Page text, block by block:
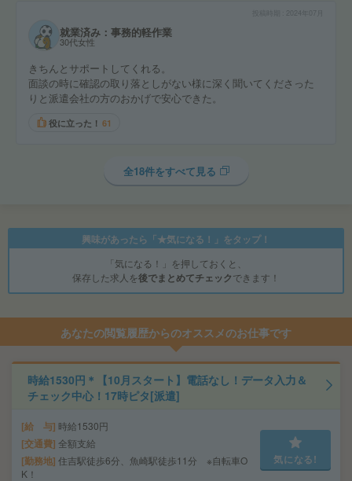
2024年07月
就業済み：事務的軽作業
30代女性
きちんとサポートしてくれる。
面談の時に確認の取り落としがない様に深く聞いてくださった
りと派遣会社の方のおかげで安心できた。
役に立った！ 61
全18件をすべて見る
興味があったら「★気になる！」をタップ！
「気になる！」を押しておくと、
保存した求人を後でまとめてチェックできます！
あなたの閲覧履歴からのオススメのお仕事です
時給1530円＊【10月スタート】電話なし！データ入力＆
チェック中心！17時ピタ[派遣]
給 与 時給1530円
交通費 全額支給
勤務地 住吉駅徒歩6分、魚崎駅徒歩11分 ※自転車O
K！
気になる!